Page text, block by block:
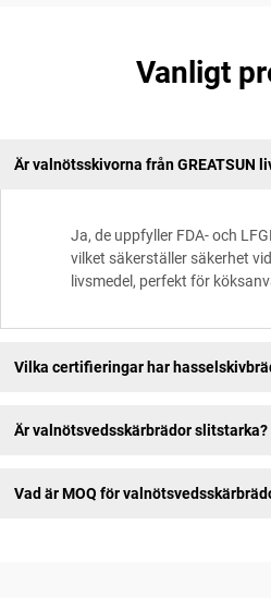
Vanligt
Är valnötsskivorna från GREATSUN
Ja, de uppfyller FDA- och
vilket säkerställer säkerhet
livsmedel, perfekt för
Vilka certifieringar har
Är valnötsvedsskärbrädor slitstarka?
Vad är MOQ för